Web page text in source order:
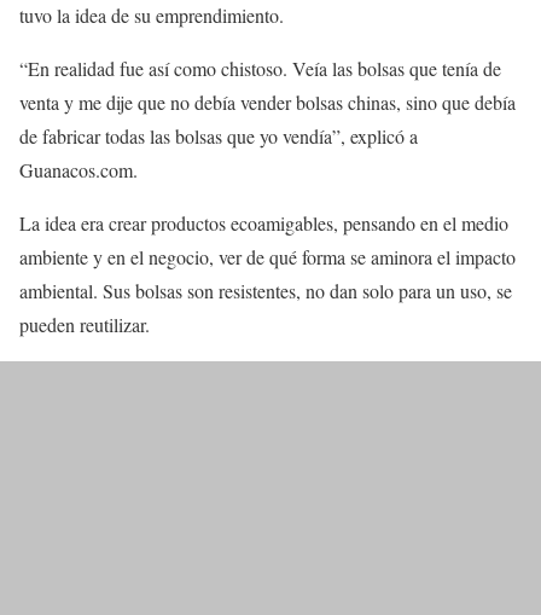
tuvo la idea de su emprendimiento.
“En realidad fue así como chistoso. Veía las bolsas que tenía de
venta y me dije que no debía vender bolsas chinas, sino que debía
de fabricar todas las bolsas que yo vendía”, explicó a
Guanacos.com.
La idea era crear productos ecoamigables, pensando en el medio
ambiente y en el negocio, ver de qué forma se aminora el impacto
ambiental. Sus bolsas son resistentes, no dan solo para un uso, se
pueden reutilizar.